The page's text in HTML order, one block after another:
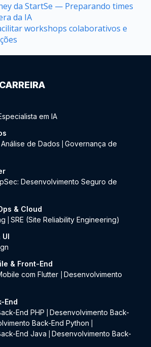
da StartSe — Preparando times
da IA
workshops colaborativos e
em IA
Análise de Dados
Governança de
Desenvolvimento Seguro de
& Cloud
SRE (Site Reliability Engineering)
& Front-End
com Flutter
Desenvolvimento
End
End PHP
Desenvolvimento Back-
Back-End Python
End Java
Desenvolvimento Back-